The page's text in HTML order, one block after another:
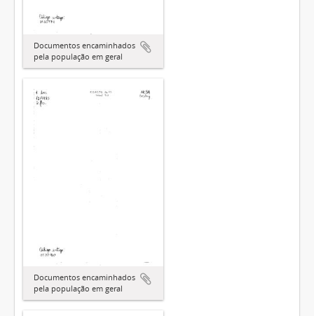
Documentos encaminhados
pela população em geral
Documentos encaminhados
pela população em geral